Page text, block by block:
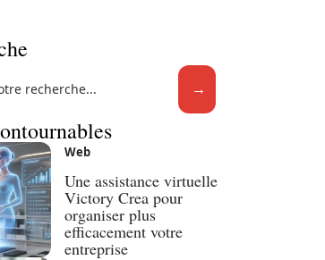
Web
Une assistance virtuelle
Victory Crea pour
organiser plus
efficacement votre
entreprise